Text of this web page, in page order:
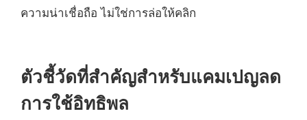
ความน่าเชื่อถือ ไม่ใช่การล่อให้คลิก
ตัวชี้วัดที่สำคัญสำหรับแคมเปญลด
การใช้อิทธิพล